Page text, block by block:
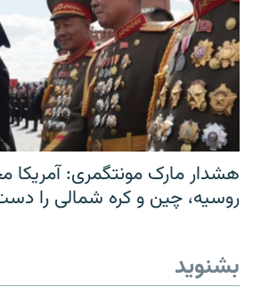
هشدار مارک مونتگمری: آمریکا
روسیه، چین و کره شمالی را
بشنوید